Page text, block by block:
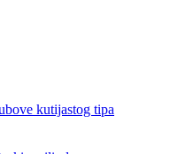
kutijastog tipa